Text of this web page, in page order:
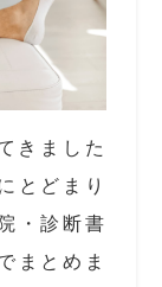
きました
とどまり
・診断書
まとめま